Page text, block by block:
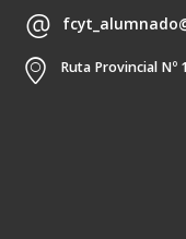
Ruta Provincial Nº